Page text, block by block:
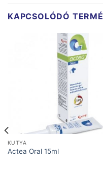
KAPCSOLÓDÓ
KUTYA
Actea Oral 15ml